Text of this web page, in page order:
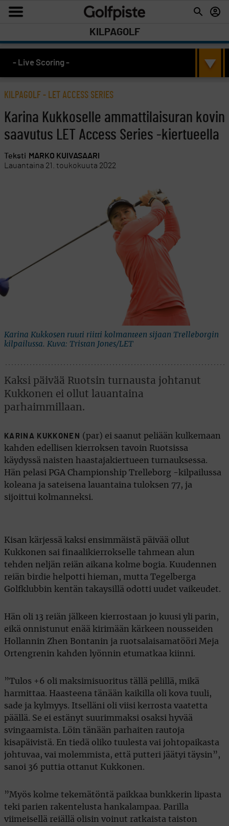
KILPAGOLF
- Live Scoring -
KILPAGOLF - LET ACCESS SERIES
Karina Kukkoselle ammattilaisuran kovin
saavutus LET Access Series -kiertueella
Teksti MARKO KUIVASAARI
Lauantaina 21. toukokuuta 2022
Karina Kukkosen ruuti riitti kolmanteen sijaan Trelleborgin
kilpailussa. Kuva: Tristan Jones/LET
Kaksi päivää Ruotsin turnausta johtanut
Kukkonen ei ollut lauantaina
parhaimmillaan.
KARINA KUKKONEN (par) ei saanut peliään kulkemaan
kahden edellisen kierroksen tavoin Ruotsissa
käydyssä naisten haastajakiertueen turnauksessa.
Hän pelasi PGA Championship Trelleborg -kilpailussa
koleana ja sateisena lauantaina tuloksen 77, ja
sijoittui kolmanneksi.
Kisan kärjessä kaksi ensimmäistä päivää ollut
Kukkonen sai finaalikierrokselle tahmean alun
tehden neljän reiän aikana kolme bogia. Kuudennen
reiän birdie helpotti hieman, mutta Tegelberga
Golfklubbin kentän takaysillä odotti uudet vaikeudet.
Hän oli 13 reiän jälkeen kierrostaan jo kuusi yli parin,
eikä onnistunut enää kirimään kärkeen nousseiden
Hollannin Zhen Bontanin ja ruotsalaisamatööri Meja
Ortengrenin kahden lyönnin etumatkaa kiinni.
”Tulos +6 oli maksimisuoritus tällä pelillä, mikä
harmittaa. Haasteena tänään kaikilla oli kova tuuli,
sade ja kylmyys. Itselläni oli viisi kerrosta vaatetta
päällä. Se ei estänyt suurimmaksi osaksi hyvää
svingaamista. Löin tänään parhaiten rautoja
kisapäivistä. En tiedä oliko tuulesta vai johtopaikasta
johtuvaa, vai molemmista, että putteri jäätyi täysin”,
sanoi 36 puttia ottanut Kukkonen.
”Myös kolme tekemätöntä paikkaa bunkkerin lipasta
teki parien rakentelusta hankalampaa. Parilla
viimeisellä reiällä olisin voinut ratkaista taiston